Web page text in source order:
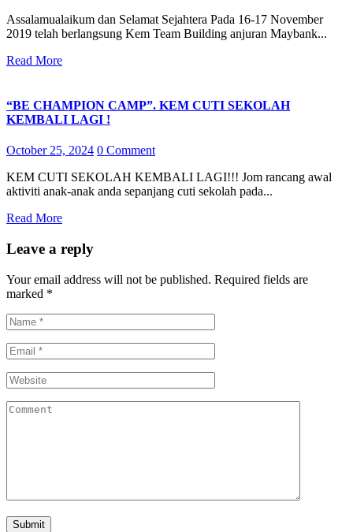
Assalamualaikum dan Selamat Sejahtera Pada 16-17 November
2019 telah berlangsung Kem Team Building anjuran Maybank...
Read More
“BE CHAMPION CAMP”. KEM CUTI SEKOLAH
KEMBALI LAGI !
October 25, 2024 0 Comment
KEM CUTI SEKOLAH KEMBALI LAGI!!! Jom rancang awal
aktiviti anak-anak anda sepanjang cuti sekolah pada...
Read More
Leave a reply
Your email address will not be published. Required fields are
marked *